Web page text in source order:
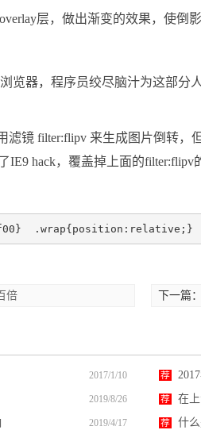
层，做出渐变的效果，使倒
览器，程序员绞尽脑汁为这部分
滤镜 filter:flipv 来生成图片倒转，
IE9 hack，覆盖掉上面的filter:flipv
倍 下一篇：
2017/1/10 荐
2019/8/26 荐 在
2019/4/17 荐 什